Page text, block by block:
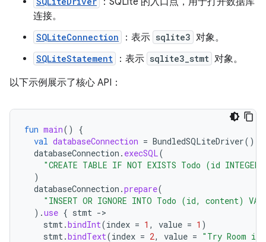
连接。
SQLiteConnection ：表示 sqlite3 对象。
SQLiteStatement ：表示 sqlite3_stmt 对象。
以下示例展示了核心 API：
fun main()
{
val databaseConnection = BundledSQLiteDriver().
databaseConnection . execSQL(
"CREATE TABLE IF NOT EXISTS Todo (id
)
databaseConnection .prepare(
"INSERT OR IGNORE INTO Todo (id, content)
).use { stmt -
stmt.bindInt(index = 1 , value = 1 )
stmt.bindText(index = 2, value = "Try Room